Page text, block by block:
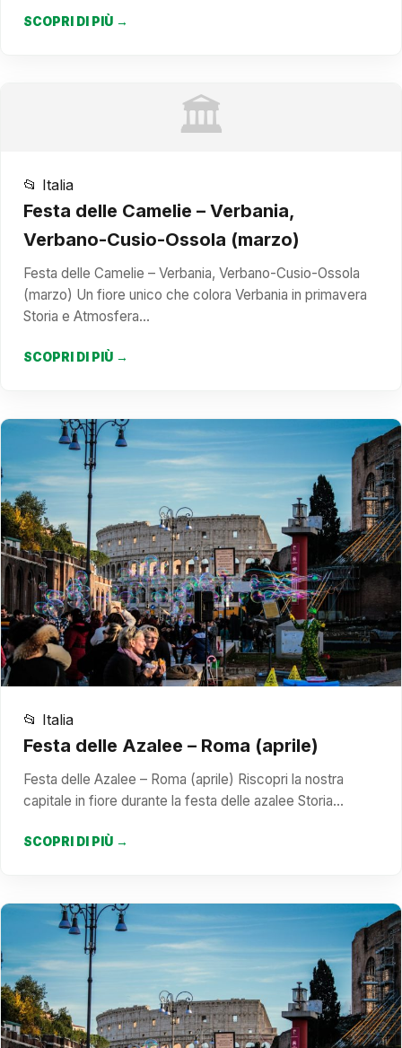
SCOPRI DI PIÙ →
🏛️
📂 Italia
Festa delle Camelie – Verbania,
Verbano-Cusio-Ossola (marzo)
Festa delle Camelie – Verbania, Verbano-Cusio-Ossola
(marzo) Un fiore unico che colora Verbania in primavera
Storia e Atmosfera…
SCOPRI DI PIÙ →
📂 Italia
Festa delle Azalee – Roma (aprile)
Festa delle Azalee – Roma (aprile) Riscopri la nostra
capitale in fiore durante la festa delle azalee Storia…
SCOPRI DI PIÙ →